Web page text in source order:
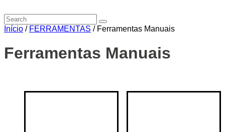
Início / FERRAMENTAS / Ferramentas Manuais
Ferramentas Manuais